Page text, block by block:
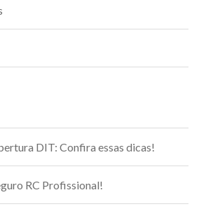
DIT: Confira essas dicas!
RC Profissional!